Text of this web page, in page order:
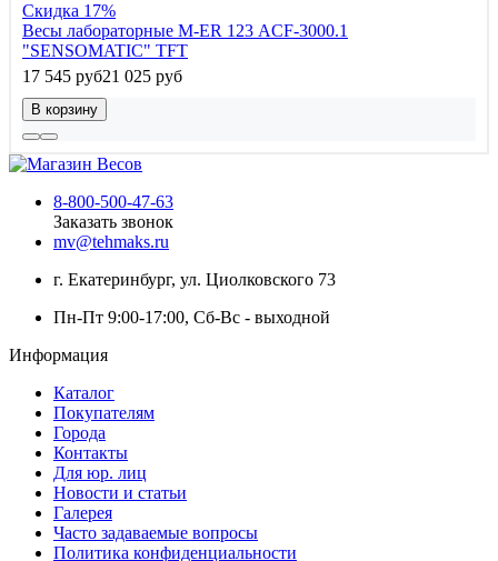
Скидка 17%
Весы лабораторные M-ER 123 АCF-3000.1
"SENSOMATIC" TFT
17 545 руб21 025 руб
В корзину
8-800-500-47-63
Заказать звонок
mv@tehmaks.ru
г. Екатеринбург, ул. Циолковского 73
Пн-Пт 9:00-17:00, Сб-Вс - выходной
Информация
Каталог
Покупателям
Города
Контакты
Для юр. лиц
Новости и статьи
Галерея
Часто задаваемые вопросы
Политика конфиденциальности